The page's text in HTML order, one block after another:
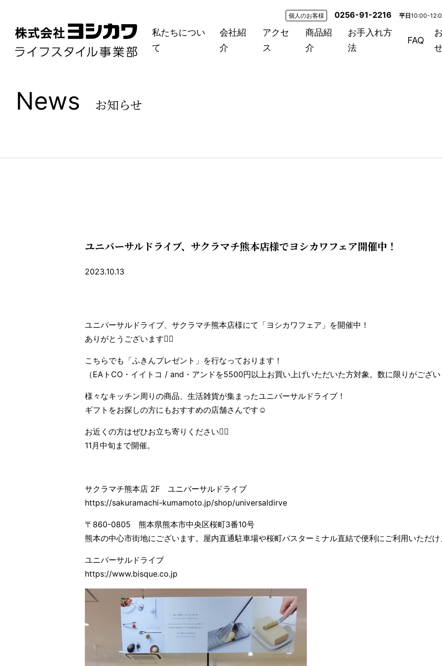
個人のお客様 0256-91-2216 平日10:00-
私たちについ
て
会社紹
介
アクセ
ス
商品紹
介
お手入れ方
法
FAQ
News お知らせ
ユニバーサルドライブ、サクラマチ熊本店様でヨシカワフェア開催中！
2023.10.13
ユニバーサルドライブ、サクラマチ熊本店様にて「ヨシカワフェア」を開催中！
ありがとうございます🙇‍♀️
こちらでも「ふきんプレゼント」を行なっております！
（EAトCO・イイトコ / and・アンドを5500円以上お買い上げいただいた方対象。数に限りがござい
様々なキッチン周りの商品、生活雑貨が集まったユニバーサルドライブ！
ギフトをお探しの方にもおすすめの店舗さんです☺️
お近くの方はぜひお立ち寄りください🙇‍♀️
11月中旬まで開催。
サクラマチ熊本店 2F ユニバーサルドライブ
https://sakuramachi-kumamoto.jp/shop/universaldirve
〒860-0805 熊本県熊本市中央区桜町3番10号
熊本の中心市街地にございます。屋内直通駐車場や桜町バスターミナル直結で便利にご利用いただけ
ユニバーサルドライブ
https://www.bisque.co.jp